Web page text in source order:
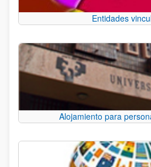
Entidades
Alojamiento para